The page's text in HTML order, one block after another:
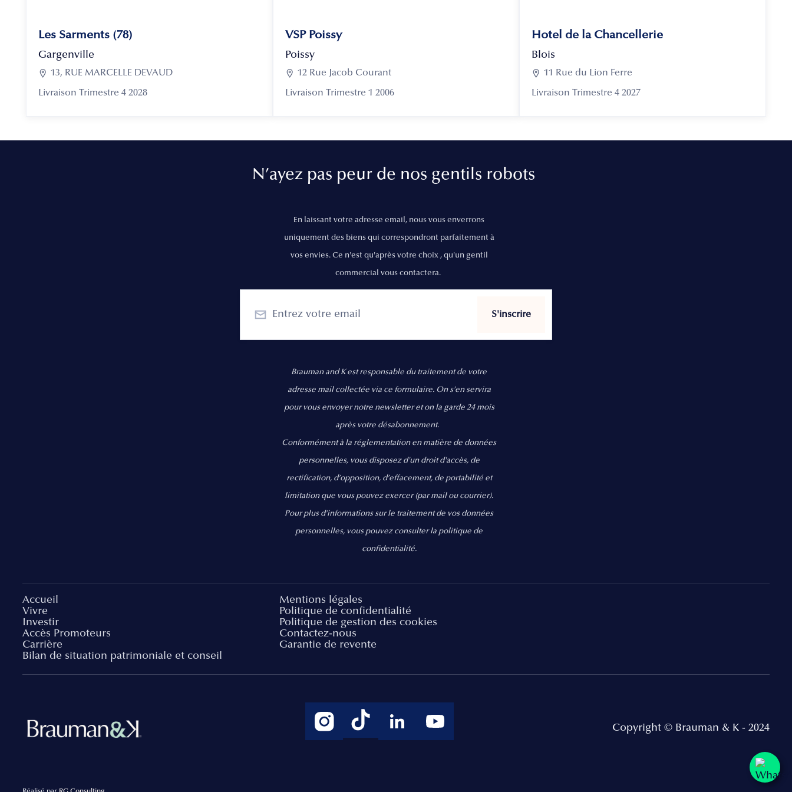
Les Sarments (78)
Gargenville
 13, RUE MARCELLE DEVAUD
Livraison Trimestre 4 2028
VSP Poissy
Poissy
 12 Rue Jacob Courant
Livraison Trimestre 1 2006
Hotel de la Chancellerie
Blois
 11 Rue du Lion Ferre
Livraison Trimestre 4 2027
N’ayez pas peur de nos gentils robots
En laissant votre adresse email, nous vous enverrons
uniquement des biens qui correspondront parfaitement à
vos envies. Ce n'est qu'après votre choix , qu'un gentil
commercial vous contactera.
Brauman and K est responsable du traitement de votre
adresse mail collectée via ce formulaire. On s’en servira
pour vous envoyer notre newsletter et on la garde 24 mois
après votre désabonnement.
Conformément à la réglementation en matière de données
personnelles, vous disposez d'un droit d'accès, de
rectification, d’opposition, d’effacement, de portabilité et
limitation que vous pouvez exercer(par mail ou courrier).
Pour plus d’informations sur le traitement de vos données
personnelles, vous pouvez consulter la politique de
confidentialité.
Accueil
Vivre
Investir
Accès Promoteurs
Carrière
Bilan de situation patrimoniale et conseil
Mentions légales
Politique de confidentialité
Politique de gestion des cookies
Contactez-nous
Garantie de revente
Copyright © Brauman & K - 2024